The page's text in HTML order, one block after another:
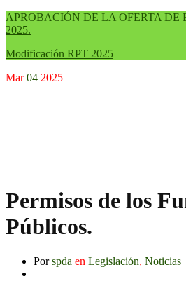
APROBACIÓN DE LA OFERTA DE
2025.
Modificación RPT 2025
Mar 04 2025
Permisos de los
Públicos.
Porspda en Legislación, Noticias